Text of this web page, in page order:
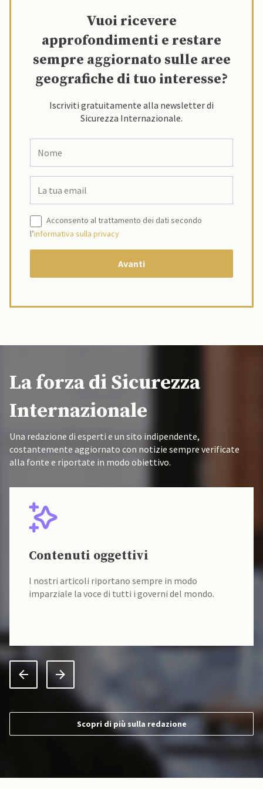
Vuoi ricevere
approfondimenti e restare
sempre aggiornato sulle aree
geografiche di tuo interesse?
Iscriviti gratuitamente alla newsletter di
Sicurezza Internazionale.
Acconsento al trattamento dei dati secondo
l’informativa sulla privacy
La forza di Sicurezza
Internazionale
Una redazione di esperti e un sito indipendente,
costantemente aggiornato con notizie sempre verificate
alla fonte e riportate in modo obiettivo.
Contenuti oggettivi
I nostri articoli riportano sempre in modo
imparziale la voce di tutti i governi del mondo.
Scopri di più sulla redazione